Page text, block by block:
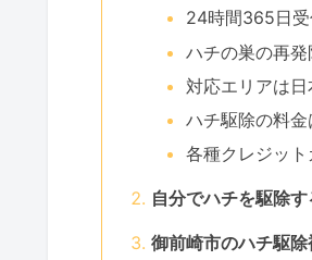
24時間365日
ハチの巣の再発
対応エリアは日
ハチ駆除の料
各種クレジッ
自分でハチを駆除
御前崎市のハチ駆